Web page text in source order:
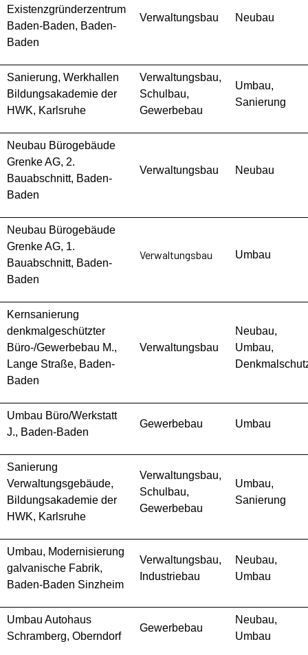
Existenzgründerzentrum
Baden-Baden, Baden-
Baden
Verwaltungsbau Neubau
Sanierung, Werkhallen
Bildungsakademie der
HWK, Karlsruhe
Verwaltungsbau,
Schulbau,
Gewerbebau
Umbau,
Sanierung
Neubau Bürogebäude
Grenke AG, 2.
Bauabschnitt, Baden-
Baden
Verwaltungsbau Neubau
Neubau Bürogebäude
Grenke AG, 1.
Bauabschnitt, Baden-
Baden
Verwaltungsbau Umbau
Kernsanierung
denkmalgeschützter
Büro-/Gewerbebau M.,
Lange Straße, Baden-
Baden
Verwaltungsbau
Neubau,
Umbau,
Umbau Büro/Werkstatt
J., Baden-Baden
Gewerbebau Umbau
Sanierung
Verwaltungsgebäude,
Bildungsakademie der
HWK, Karlsruhe
Verwaltungsbau,
Schulbau,
Gewerbebau
Umbau,
Sanierung
Umbau, Modernisierung
galvanische Fabrik,
Baden-Baden Sinzheim
Verwaltungsbau,
Industriebau
Neubau,
Umbau
Umbau Autohaus
Schramberg, Oberndorf
Gewerbebau
Neubau,
Umbau